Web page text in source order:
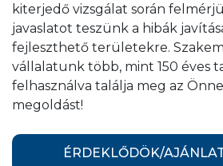
kiterjedő vizsgálat során
javaslatot teszünk a hibák
fejleszthető területekre.
vállalatunk több, mint 150 éves
felhasználva találja meg az
megoldást!
ÉRDEKLŐDÖK/